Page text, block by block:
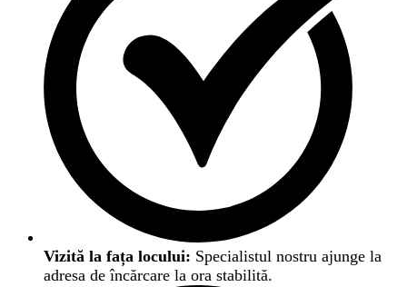
Vizită la fața locului: Specialistul nostru ajunge la
adresa de încărcare la ora stabilită.